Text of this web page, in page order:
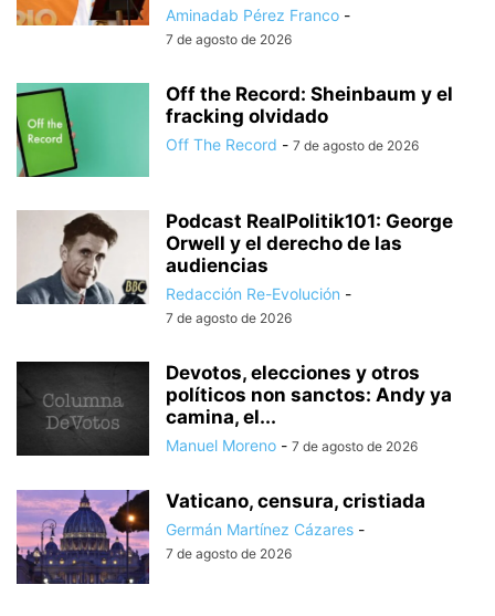
Aminadab Pérez Franco -
7 de agosto de 2026
Off the Record: Sheinbaum y el
fracking olvidado
Off The Record - 7 de agosto de 2026
Podcast RealPolitik101: George
Orwell y el derecho de las
audiencias
Redacción Re-Evolución -
7 de agosto de 2026
Devotos, elecciones y otros
políticos non sanctos: Andy ya
camina, el...
Manuel Moreno - 7 de agosto de 2026
Vaticano, censura, cristiada
Germán Martínez Cázares -
7 de agosto de 2026